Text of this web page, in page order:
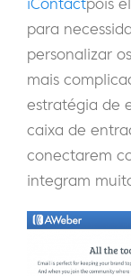
para
personalizar
mais
estratégia de
caixa de
conectarem
integram